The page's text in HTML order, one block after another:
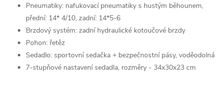
Pneumatiky: nafukovací pneumatiky s hustým běhounem,
přední: 14* 4/10, zadní: 14*5-6
Brzdový systém: zadní hydraulické kotoučové brzdy
Pohon: řetěz
Sedadlo: sportovní sedačka + bezpečnostní pásy, voděodolná
7-stupňové nastavení sedadla, rozměry - 34x30x23 cm